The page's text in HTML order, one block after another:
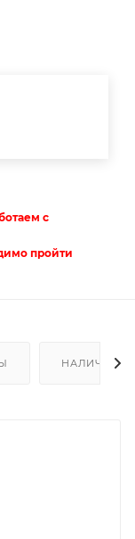
с
пройти
НАЛИЧИЕ